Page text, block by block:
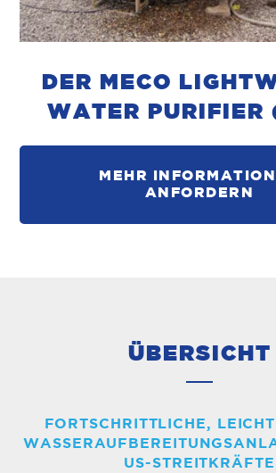
DER MECO
WATER PURIFIER
MEHR
ANFORDERN
ÜBERSICHT
FORTSCHRITTLICHE,
US-STREITKRÄFTE